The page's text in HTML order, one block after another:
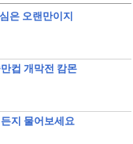
은 오랜만이지
컵 개막전 캄몬
지 물어보세요